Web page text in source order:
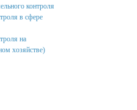
граждан
контроля
в сфере
на
хозяйстве)